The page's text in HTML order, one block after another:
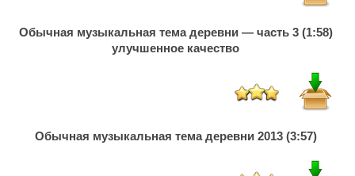
Обычная музыкальная тема деревни — часть 3 (1:58)
улучшенное качество
Обычная музыкальная тема деревни 2013 (3:57)